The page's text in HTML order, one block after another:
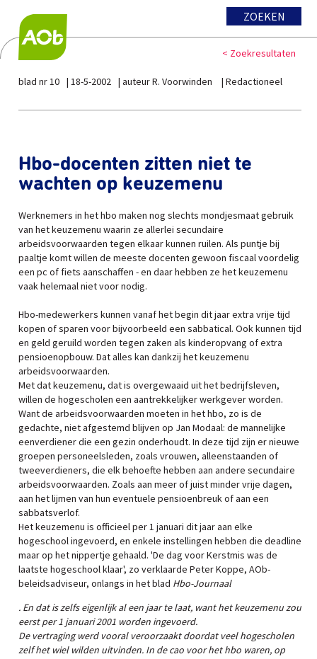
ZOEKEN
< Zoekresultaten
blad nr 10 18-5-2002 auteur R. Voorwinden Redactioneel
Hbo-docenten zitten niet te
wachten op keuzemenu
Werknemers in het hbo maken nog slechts mondjesmaat gebruik
van het keuzemenu waarin ze allerlei secundaire
arbeidsvoorwaarden tegen elkaar kunnen ruilen. Als puntje bij
paaltje komt willen de meeste docenten gewoon fiscaal voordelig
een pc of fiets aanschaffen - en daar hebben ze het keuzemenu
vaak helemaal niet voor nodig.
Hbo-medewerkers kunnen vanaf het begin dit jaar extra vrije tijd
kopen of sparen voor bijvoorbeeld een sabbatical. Ook kunnen tijd
en geld geruild worden tegen zaken als kinderopvang of extra
pensioenopbouw. Dat alles kan dankzij het keuzemenu
arbeidsvoorwaarden.
Met dat keuzemenu, dat is overgewaaid uit het bedrijfsleven,
willen de hogescholen een aantrekkelijker werkgever worden.
Want de arbeidsvoorwaarden moeten in het hbo, zo is de
gedachte, niet afgestemd blijven op Jan Modaal: de mannelijke
eenverdiener die een gezin onderhoudt. In deze tijd zijn er nieuwe
groepen personeelsleden, zoals vrouwen, alleenstaanden of
tweeverdieners, die elk behoefte hebben aan andere secundaire
arbeidsvoorwaarden. Zoals aan meer of juist minder vrije dagen,
aan het lijmen van hun eventuele pensioenbreuk of aan een
sabbatsverlof.
Het keuzemenu is officieel per 1 januari dit jaar aan elke
hogeschool ingevoerd, en enkele instellingen hebben die deadline
maar op het nippertje gehaald. 'De dag voor Kerstmis was de
laatste hogeschool klaar', zo verklaarde Peter Koppe, AOb-
beleidsadviseur, onlangs in het blad Hbo-Journaal
. En dat is zelfs eigenlijk al een jaar te laat, want het keuzemenu zou
eerst per 1 januari 2001 worden ingevoerd.
De vertraging werd vooral veroorzaakt doordat veel hogescholen
zelf het wiel wilden uitvinden. In de cao voor het hbo waren, op